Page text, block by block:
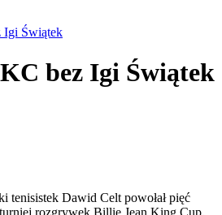
Igi Świątek
bez Igi Świątek
tenisistek Dawid Celt powołał pięć
rozgrywek Billie Jean King Cup.